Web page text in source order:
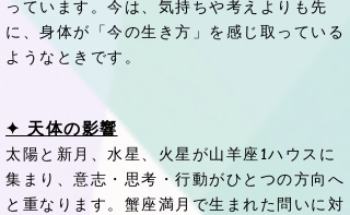
っています。今は、気持ちや考えよりも先
に、身体が「今の生き方」を感じ取っている
ようなときです。
✦ 天体の影響
太陽と新月、水星、火星が山羊座1ハウスに
集まり、意志・思考・行動がひとつの方向へ
と重なります。蟹座満月で生まれた問いに対